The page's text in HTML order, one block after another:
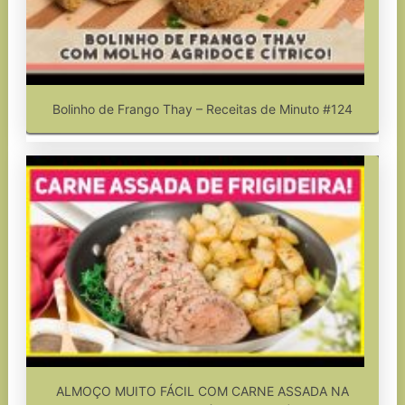
Bolinho de Frango Thay – Receitas de Minuto #124
ALMOÇO MUITO FÁCIL COM CARNE ASSADA NA